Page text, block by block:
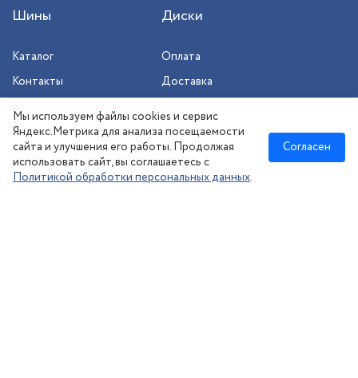
Шины Диски
Каталог
Контакты
Оплата
Доставка
Сезонное хранение
Новосибирск:
Мы используем файлы cookies и сервис
Яндекс.Метрика для анализа посещаемости
сайта и улучшения его работы. Продолжая
использовать сайт, вы соглашаетесь с
Политикой обработки персональных данных.
Согласен